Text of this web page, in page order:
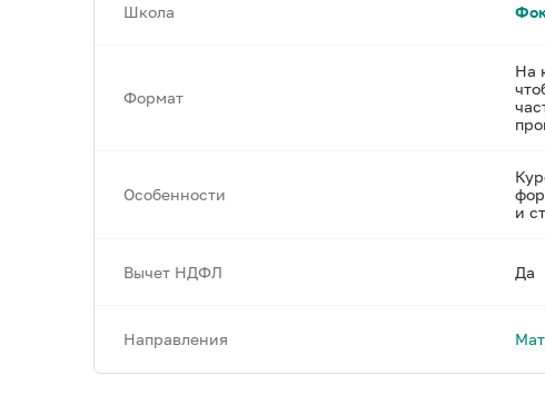
Школа
Формат
На
Особенности
и
Вычет НДФЛ Да
Направления